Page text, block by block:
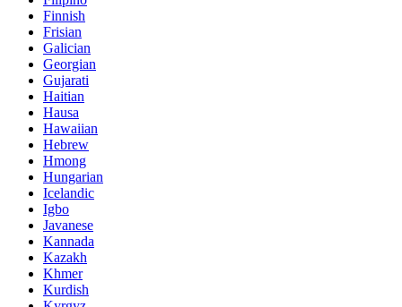
Finnish
Frisian
Galician
Georgian
Gujarati
Haitian
Hausa
Hawaiian
Hebrew
Hmong
Hungarian
Icelandic
Igbo
Javanese
Kannada
Kazakh
Khmer
Kurdish